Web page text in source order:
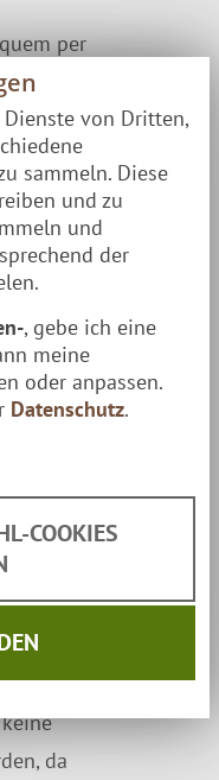
per
zu Beachten:
werden.
ab. Um
die Platte über
leicht mit Öl
Einbrennen und
schützt
die
Anti-
bunte Verfärbung
die Funktionalität
da
von Dritten,
sammeln. Diese
und zu
und
der
, gebe ich eine
meine
oder anpassen.
Datenschutz.
COOKIES